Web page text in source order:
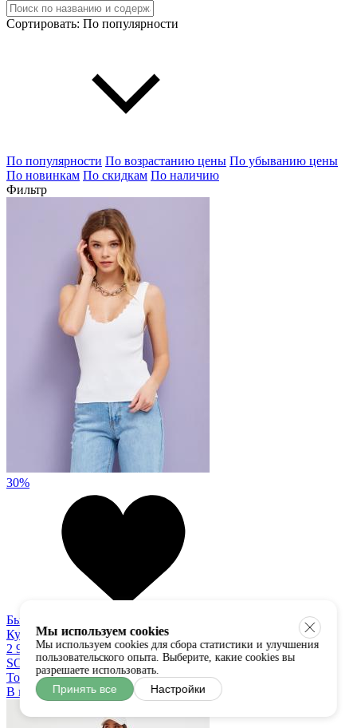
Сортировать: По популярности
По популярности По возрастанию цены По убыванию цены
По новинкам По скидкам По наличию
Фильтр
30%
Быстрый просмотр
Купить в один клик
2 9902 090 руб
SODA
Топ
В наличии:универсальный
Мы используем cookies
Мы используем cookies для сбора статистики и улучшения
пользовательского опыта. Выберите, какие cookies вы
разрешаете использовать.
Принять все Настройки